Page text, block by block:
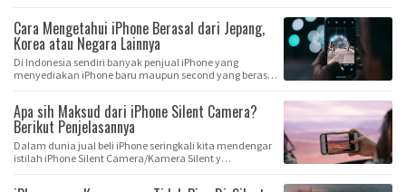
Cara Mengetahui iPhone Berasal dari Jepang,
Korea atau Negara Lainnya
Di Indonesia sendiri banyak penjual iPhone yang
menyediakan iPhone baru maupun second yang berasal
Apa sih Maksud dari iPhone Silent Camera?
Berikut Penjelasannya
Dalam dunia jual beli iPhone seringkali kita mendengar
istilah iPhone Silent Camera/Kamera Silent y…